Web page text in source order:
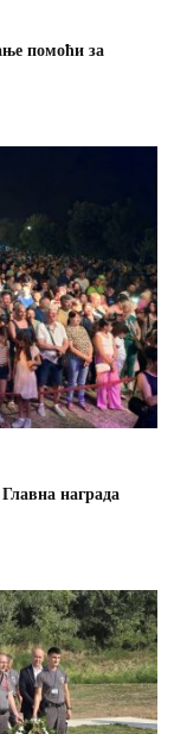
помоћи за
награда